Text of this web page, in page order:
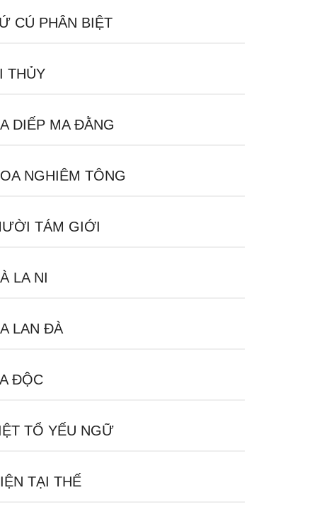
CÚ PHÂN BIỆT
THỦY
DIẾP MA ĐẰNG
NGHIÊM TÔNG
TÁM GIỚI
LA NI
LAN ĐÀ
ĐỘC
TỔ YẾU NGỮ
TẠI THẾ